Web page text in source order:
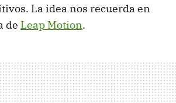
La idea nos recuerda en
de Leap Motion.